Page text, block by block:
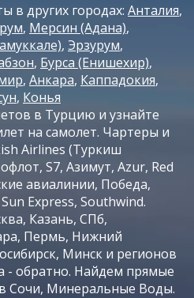
в других городах: Анталия
Мерсин (Адана)
Эрзурум
Бурса (Енишехир)
Анкара Каппадокия
Конья
в Турцию и узнайте
на самолет. Чартеры и
Airlines (Туркиш
S7, Азимут, Azur, Red
авиалинии, Победа,
Express, Southwind.
Казань, СПб,
Пермь, Нижний
Минск и регионов
- обратно. Найдем прямые
Сочи, Минеральные Воды.